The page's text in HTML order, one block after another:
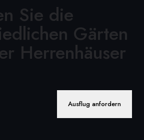
(England, Schottland, Wales
Sie die
Gärten
Herrenhäuser
Ausflug anfordern